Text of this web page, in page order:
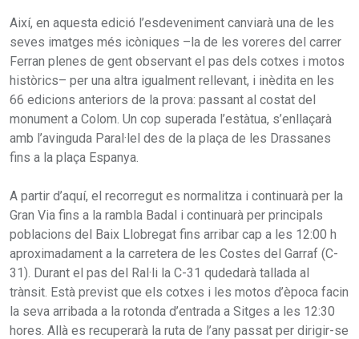
Així, en aquesta edició l’esdeveniment canviarà una de les
seves imatges més icòniques –la de les voreres del carrer
Ferran plenes de gent observant el pas dels cotxes i motos
històrics– per una altra igualment rellevant, i inèdita en les
66 edicions anteriors de la prova: passant al costat del
monument a Colom. Un cop superada l’estàtua, s’enllaçarà
amb l’avinguda Paral·lel des de la plaça de les Drassanes
fins a la plaça Espanya.
A partir d’aquí, el recorregut es normalitza i continuarà per la
Gran Via fins a la rambla Badal i continuarà per principals
poblacions del Baix Llobregat fins arribar cap a les 12:00 h
aproximadament a la carretera de les Costes del Garraf (C-
31). Durant el pas del Ral·li la C-31 qudedarà tallada al
trànsit. Està previst que els cotxes i les motos d’època facin
la seva arribada a la rotonda d’entrada a Sitges a les 12:30
hores. Allà es recuperarà la ruta de l’any passat per dirigir-se